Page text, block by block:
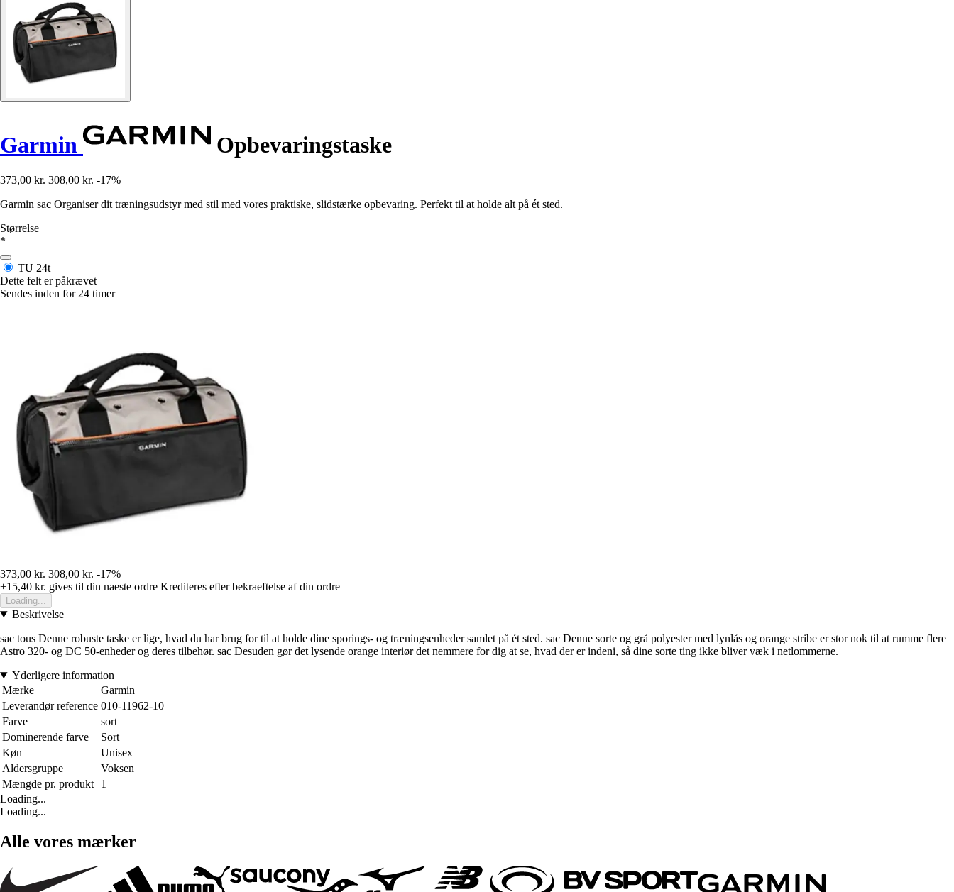
Garmin Opbevaringstaske
373,00 kr. 308,00 kr. -17%
Garmin sac Organiser dit træningsudstyr med stil med vores praktiske, slidstærke opbevaring. Perfekt til at holde alt på ét sted.
Størrelse
*
TU 24t
Dette felt er påkrævet
Sendes inden for 24 timer
373,00 kr. 308,00 kr. -17%
+15,40 kr. gives til din naeste ordre Krediteres efter bekraeftelse af din ordre
Loading...
Beskrivelse
sac tous Denne robuste taske er lige, hvad du har brug for til at holde dine sporings- og træningsenheder samlet på ét sted. sac Denne sorte og grå polyester med lynlås og orange stribe er stor nok til at rumme flere
Astro 320- og DC 50-enheder og deres tilbehør. sac Desuden gør det lysende orange interiør det nemmere for dig at se, hvad der er indeni, så dine sorte ting ikke bliver væk i netlommerne.
Yderligere information
Mærke
Garmin
Leverandør reference 010-11962-10
Farve
sort
Dominerende farve
Sort
Køn
Unisex
Aldersgruppe
Voksen
Mængde pr. produkt
1
Loading...
Loading...
Alle vores mærker